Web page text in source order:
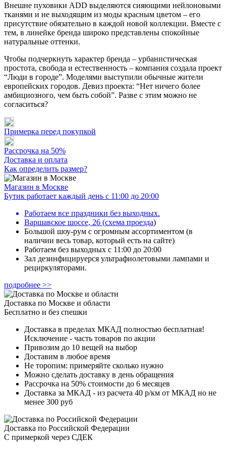
Внешне пуховики ADD выделяются сияющими нейлоновыми
тканями и не выходящим из моды красным цветом – его
присутствие обязательно в каждой новой коллекции. Вместе с
тем, в линейке бренда широко представлены спокойные
натуральные оттенки.
Чтобы подчеркнуть характер бренда – урбанистическая
простота, свобода и естественность – компания создала проект
“Люди в городе”. Моделями выступили обычные жители
европейских городов. Девиз проекта: “Нет ничего более
амбициозного, чем быть собой”. Разве с этим можно не
согласиться?
Примерка перед покупкой
Рассрочка на 50%
Доставка и оплата
Как определить размер?
Магазин в Москве
Бутик работает каждый день с 11:00 до 20:00
Работаем все праздники без выходных.
Варшавское шоссе, 26 (схема проезда)
Большой шоу-рум с огромным ассортиментом (в
наличии весь товар, который есть на сайте)
Работаем без выходных с 11:00 до 20:00
Зал дезинфицируерся ультрафиолетовыми лампами и
рециркуляторами.
подробнее >>
Доставка по Москве и области
Бесплатно и без спешки
Доставка в пределах МКАД полностью бесплатная!
Исключение - часть товаров по акции
Привозим до 10 вещей на выбор
Доставим в любое время
Не торопим: примеряйте сколько нужно
Можно сделать доставку в день обращения
Рассрочка на 50% стоимости до 6 месяцев
Доставка за МКАД - из расчета 40 р/км от МКАД но не
менее 300 руб
Доставка по Российской Федерации
С примеркой через СДЕК